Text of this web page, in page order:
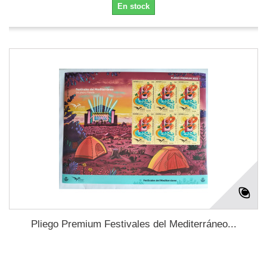
En stock
Pliego Premium Festivales del Mediterráneo...